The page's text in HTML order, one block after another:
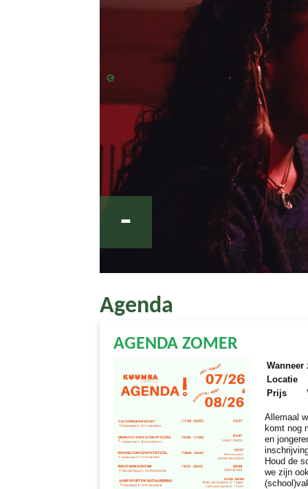
-
Agenda
AGENDA ZOMER
Wanneer
Locatie
Prijs
Allemaal
komt nog
en
Houd de
we zijn